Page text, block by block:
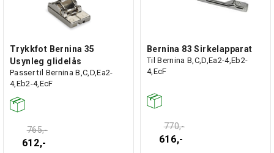
Trykkfot Bernina 35
Usynleg glidelås
Passer til Bernina B,C,D,Ea2-
4,Eb2-4,EcF
765,-
612,-
Bernina 83 Sirkelapparat
Til Bernina B,C,D,Ea2-4,Eb2-
4,EcF
770,-
616,-